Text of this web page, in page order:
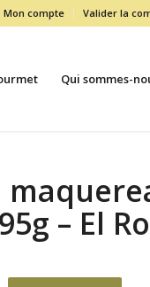
Mon compte Valider la
Qui sommes-
– El